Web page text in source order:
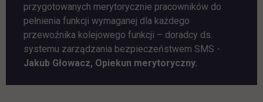
przygotowanych merytorycznie pracowników do
pełnienia funkcji wymaganej dla każdego
przewoźnika kolejowego funkcji – doradcy ds.
systemu zarządzania bezpieczeństwem SMS -
Jakub Głowacz, Opiekun merytoryczny.